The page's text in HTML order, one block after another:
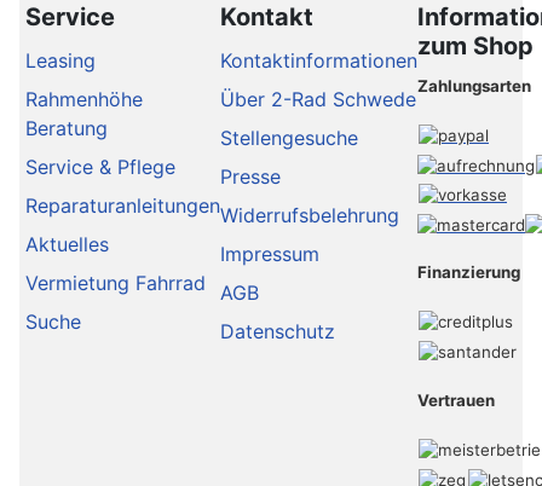
Service
Leasing
Rahmenhöhe
Beratung
Service & Pflege
Reparaturanleitungen
Aktuelles
Vermietung Fahrrad
Suche
Kontakt
Kontaktinformationen
Über 2-Rad Schwede
Stellengesuche
Presse
Widerrufsbelehrung
Impressum
AGB
Datenschutz
zum Shop
Zahlungsarten
Finanzierung
Vertrauen